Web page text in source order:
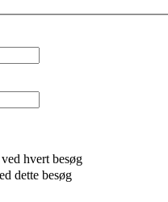
hvert besøg
dette besøg